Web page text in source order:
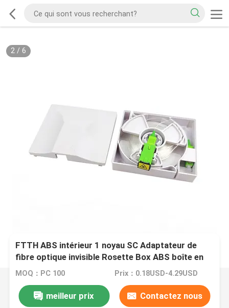
2/ 6
FTTH ABS intérieur 1 noyau SC Adaptateur de
fibre optique invisible Rosette Box ABS boîte en
fibre blanche
MOQ：PC 100 Prix：0.18USD-4.29USD
meilleur prix Contactez nous